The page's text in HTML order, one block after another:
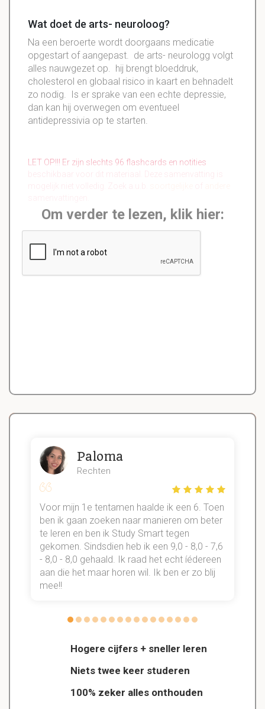
Wat doet de arts- neuroloog?
Na een beroerte wordt doorgaans medicatie
opgestart of aangepast. de arts- neurologg volgt
alles nauwgezet op. hij brengt bloeddruk,
cholesterol en globaal risico in kaart en behnadelt
zo nodig. Is er sprake van een echte depressie,
dan kan hij overwegen om eventueel
antidepressivia op te starten.
LET OP!!! Er zijn slechts 96 flashcards en notities
beschikbaar voor dit materiaal. Deze samenvatting is
Om verder te lezen, klik hier:
Hogere cijfers + sneller leren
Niets twee keer studeren
100% zeker alles onthouden
Paloma
Rechten
Voor mijn 1e tentamen haalde ik een 6. Toen
ben ik gaan zoeken naar manieren om beter
te leren en ben ik Study Smart tegen
gekomen. Sindsdien heb ik een 9,0 - 8,0 - 7,6
- 8,0 - 8,0 gehaald. Ik raad het echt íédereen
aan die het maar horen wil. Ik ben er zo blij
mee!!